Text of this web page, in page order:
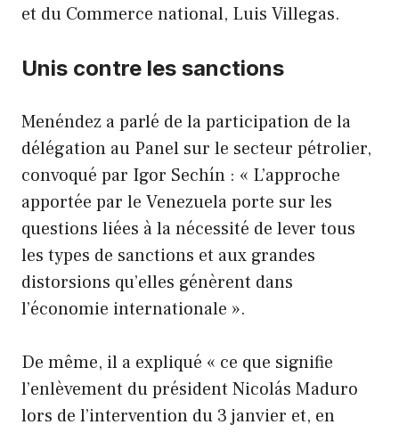
et du Commerce national, Luis Villegas.
Unis contre les sanctions
Menéndez a parlé de la participation de la
délégation au Panel sur le secteur pétrolier,
convoqué par Igor Sechín : « L’approche
apportée par le Venezuela porte sur les
questions liées à la nécessité de lever tous
les types de sanctions et aux grandes
distorsions qu’elles génèrent dans
l’économie internationale ».
De même, il a expliqué « ce que signifie
l’enlèvement du président Nicolás Maduro
lors de l’intervention du 3 janvier et, en